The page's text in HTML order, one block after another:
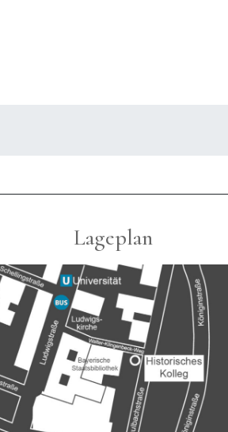
Lageplan